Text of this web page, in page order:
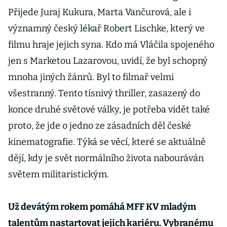
Přijede Juraj Kukura, Marta Vančurová, ale i
významný český lékař Robert Lischke, který ve
filmu hraje jejich syna. Kdo má Vláčila spojeného
jen s Marketou Lazarovou, uvidí, že byl schopný
mnoha jiných žánrů. Byl to filmař velmi
všestranný. Tento tísnivý thriller, zasazený do
konce druhé světové války, je potřeba vidět také
proto, že jde o jedno ze zásadních děl české
kinematografie. Týká se věcí, které se aktuálně
dějí, kdy je svět normálního života nabouráván
světem militaristickým.
Už devátým rokem pomáhá MFF KV mladým
talentům nastartovat jejich kariéru. Vybranému